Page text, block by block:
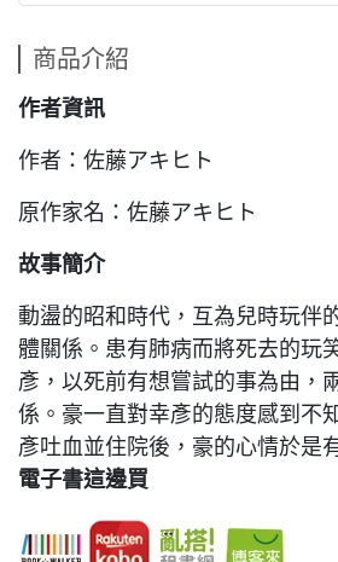
商品介紹
作者資訊
作者：佐藤アキヒト
原作家名：佐藤アキヒト
故事簡介
動盪的昭和時代，互為兒時玩伴
體關係。患有肺病而將死去的玩
彥，以死前有想嘗試的事為由，
係。豪一直對幸彥的態度感到不
彥吐血並住院後，豪的心情於
電子書這邊買